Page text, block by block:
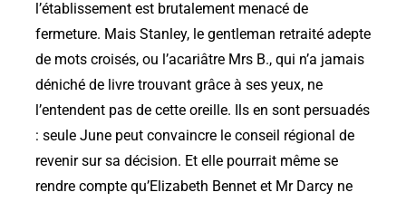
l’établissement est brutalement menacé de
fermeture. Mais Stanley, le gentleman retraité adepte
de mots croisés, ou l’acariâtre Mrs B., qui n’a jamais
déniché de livre trouvant grâce à ses yeux, ne
l’entendent pas de cette oreille. Ils en sont persuadés
: seule June peut convaincre le conseil régional de
revenir sur sa décision. Et elle pourrait même se
rendre compte qu’Elizabeth Bennet et Mr Darcy ne